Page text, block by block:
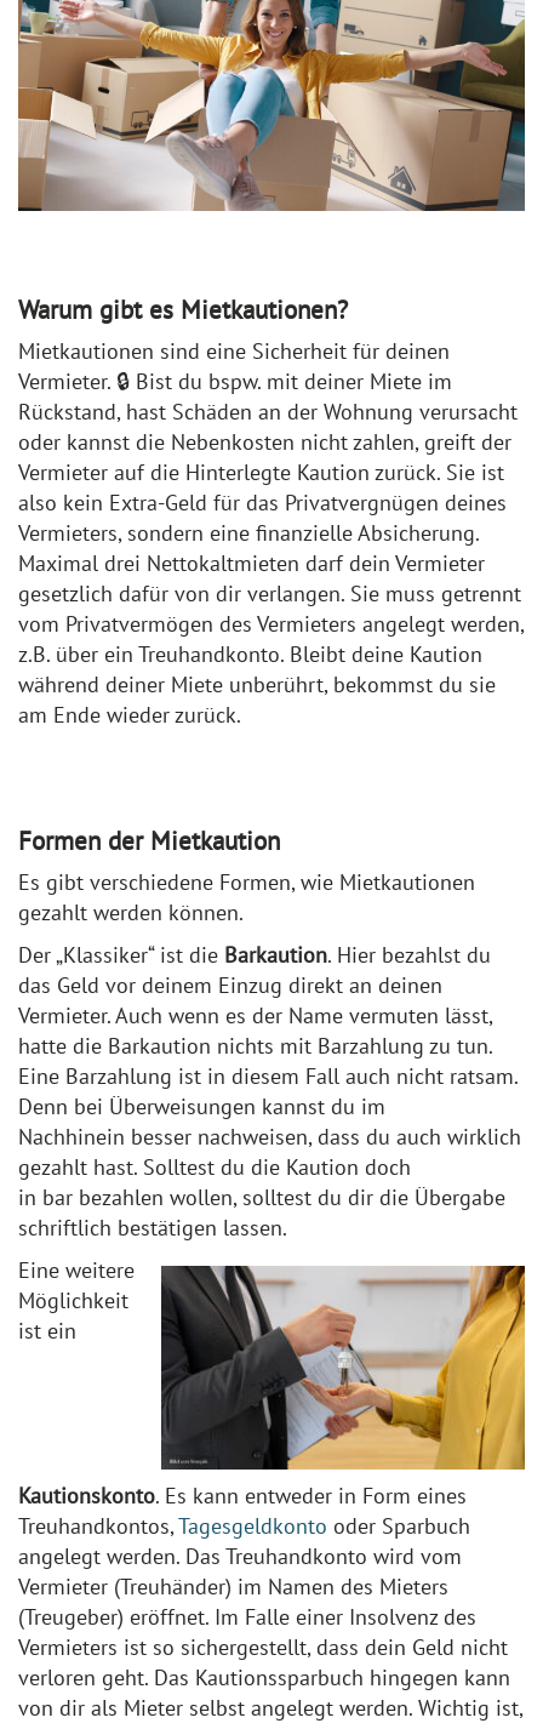
Warum gibt es Mietkautionen?
Mietkautionen sind eine Sicherheit für deinen
Vermieter. 🔒 Bist du bspw. mit deiner Miete im
Rückstand, hast Schäden an der Wohnung verursacht
oder kannst die Nebenkosten nicht zahlen, greift der
Vermieter auf die Hinterlegte Kaution zurück. Sie ist
also kein Extra-Geld für das Privatvergnügen deines
Vermieters, sondern eine finanzielle Absicherung.
Maximal drei Nettokaltmieten darf dein Vermieter
gesetzlich dafür von dir verlangen. Sie muss getrennt
vom Privatvermögen des Vermieters angelegt werden,
z.B. über ein Treuhandkonto. Bleibt deine Kaution
während deiner Miete unberührt, bekommst du sie
am Ende wieder zurück.
Formen der Mietkaution
Es gibt verschiedene Formen, wie Mietkautionen
gezahlt werden können.
Der „Klassiker“ ist die Barkaution. Hier bezahlst du
das Geld vor deinem Einzug direkt an deinen
Vermieter. Auch wenn es der Name vermuten lässt,
hatte die Barkaution nichts mit Barzahlung zu tun.
Eine Barzahlung ist in diesem Fall auch nicht ratsam.
Denn bei Überweisungen kannst du im
Nachhinein besser nachweisen, dass du auch wirklich
gezahlt hast. Solltest du die Kaution doch
in bar bezahlen wollen, solltest du dir die Übergabe
schriftlich bestätigen lassen.
Eine weitere
Möglichkeit
ist ein
Kautionskonto. Es kann entweder in Form eines
Treuhandkontos,Tagesgeldkonto oder Sparbuch
angelegt werden. Das Treuhandkonto wird vom
Vermieter (Treuhänder) im Namen des Mieters
(Treugeber) eröffnet. Im Falle einer Insolvenz des
Vermieters ist so sichergestellt, dass dein Geld nicht
verloren geht. Das Kautionssparbuch hingegen kann
von dir als Mieter selbst angelegt werden. Wichtig ist,